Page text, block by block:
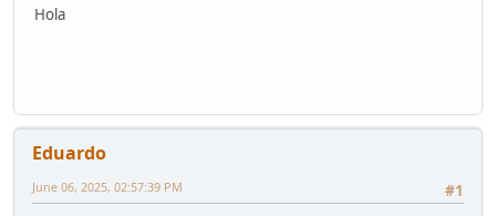
Hola
Eduardo
#1
June 06, 2025, 02:57:39 PM